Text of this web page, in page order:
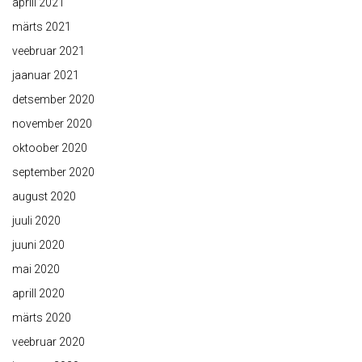
märts 2021
veebruar 2021
jaanuar 2021
detsember 2020
november 2020
oktoober 2020
september 2020
august 2020
juuli 2020
juuni 2020
mai 2020
aprill 2020
märts 2020
veebruar 2020